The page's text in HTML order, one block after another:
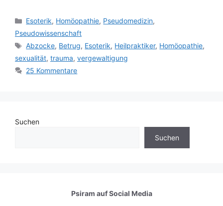
Kategorien
Esoterik, Homöopathie, Pseudomedizin,
Pseudowissenschaft
Schlagwörter
Abzocke, Betrug, Esoterik, Heilpraktiker, Homöopathie,
sexualität, trauma, vergewaltigung
25 Kommentare
Suchen
Suchen
Psiram aufSocial Media